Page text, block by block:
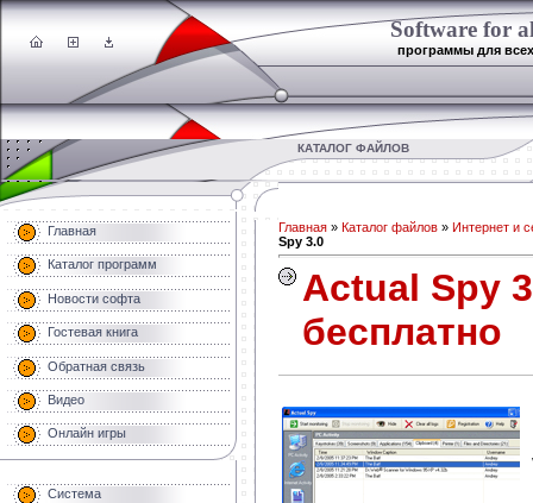
Software for
программы для всех
КАТАЛОГ ФАЙЛОВ
Главная
Каталог программ
Новости софта
Гостевая книга
Обратная связь
Видео
Онлайн игры
Система
Главная » Каталог файлов » Интернет и
Spy 3.0
Actual Spy
бесплатно